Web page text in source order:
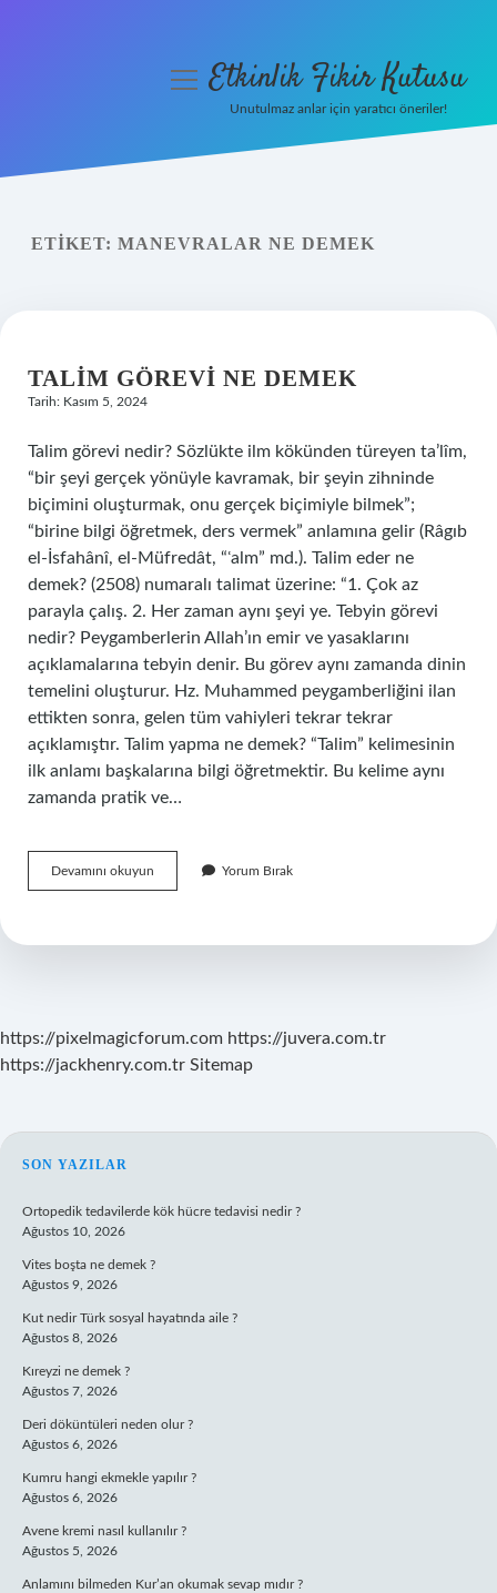
Yasal Uyarı
menüyüEtkinlik Fikir Kutusu
Unutulmaz anlar için yaratıcı öneriler!
ETIKET: MANEVRALAR NE DEMEK
TALIM GÖREVI NE DEMEK
Tarih: Kasım 5, 2024
Talim görevi nedir? Sözlükte ilm kökünden türeyen ta’lîm,
“bir şeyi gerçek yönüyle kavramak, bir şeyin zihninde
biçimini oluşturmak, onu gerçek biçimiyle bilmek”;
“birine bilgi öğretmek, ders vermek” anlamına gelir (Râgıb
el-İsfahânî, el-Müfredât, “ʿalm” md.). Talim eder ne
demek? (2508) numaralı talimat üzerine: “1. Çok az
parayla çalış. 2. Her zaman aynı şeyi ye. Tebyin görevi
nedir? Peygamberlerin Allah’ın emir ve yasaklarını
açıklamalarına tebyin denir. Bu görev aynı zamanda dinin
temelini oluşturur. Hz. Muhammed peygamberliğini ilan
ettikten sonra, gelen tüm vahiyleri tekrar tekrar
açıklamıştır. Talim yapma ne demek? “Talim” kelimesinin
ilk anlamı başkalarına bilgi öğretmektir. Bu kelime aynı
zamanda pratik ve…
Devamını okuyun
Görevi
Yorum Bırak
https://pixelmagicforum.com https://juvera.com.tr
https://jackhenry.com.tr Sitemap
SIDEBAR
SON YAZILAR
Ortopedik tedavilerde kök hücre tedavisi nedir ?
Ağustos 10, 2026
Vites boşta ne demek ?
Ağustos 9, 2026
Kut nedir Türk sosyal hayatında aile ?
Ağustos 8, 2026
Kıreyzi ne demek ?
Ağustos 7, 2026
Deri döküntüleri neden olur ?
Ağustos 6, 2026
Kumru hangi ekmekle yapılır ?
Ağustos 6, 2026
Avene kremi nasıl kullanılır ?
Ağustos 5, 2026
Anlamını bilmeden Kur’an okumak sevap mıdır ?